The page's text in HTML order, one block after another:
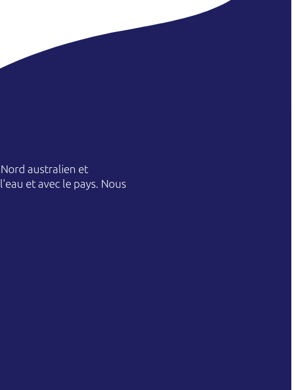
australien et
et avec le pays. Nous